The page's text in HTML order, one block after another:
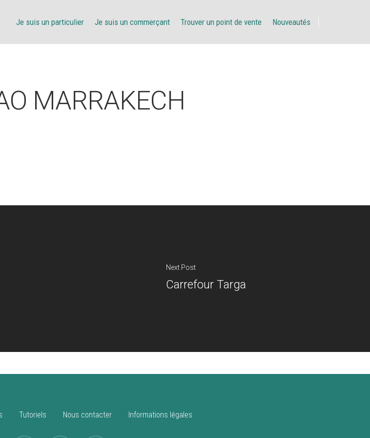
Je suis un particulier Je suis un commerçant Trouver un point de vente Nouveautés
MARRAKECH
Next Post
Carrefour Targa
Tutoriels Nous contacter Informations légales